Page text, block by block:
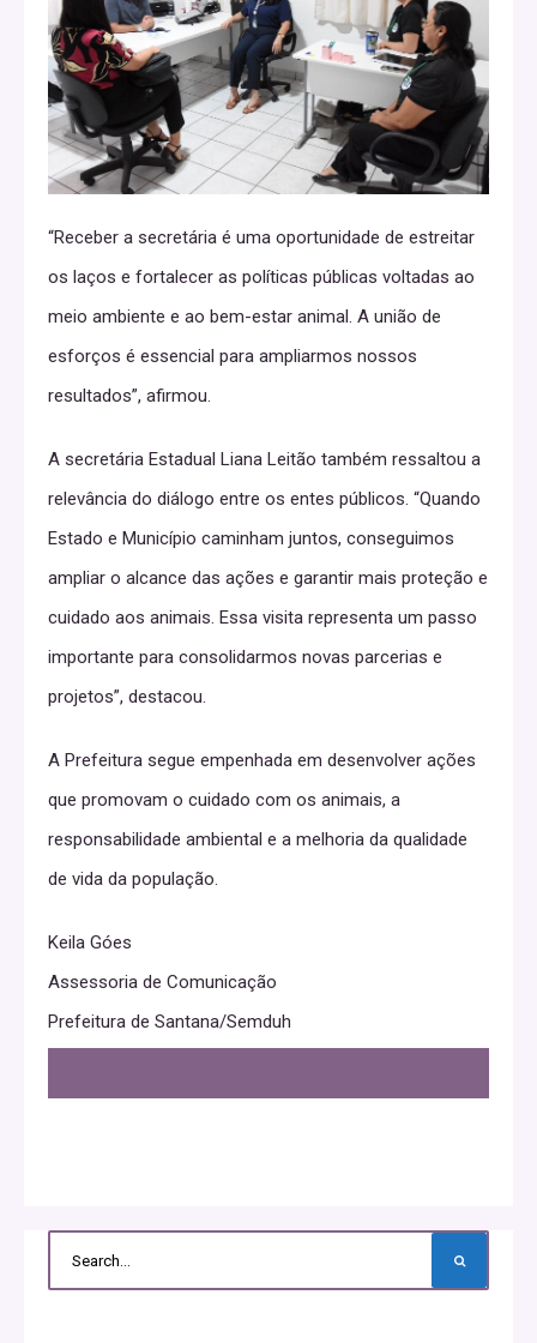
“Receber a secretária é uma oportunidade de estreitar
os laços e fortalecer as políticas públicas voltadas ao
meio ambiente e ao bem-estar animal. A união de
esforços é essencial para ampliarmos nossos
resultados”, afirmou.
A secretária Estadual Liana Leitão também ressaltou a
relevância do diálogo entre os entes públicos. “Quando
Estado e Município caminham juntos, conseguimos
ampliar o alcance das ações e garantir mais proteção e
cuidado aos animais. Essa visita representa um passo
importante para consolidarmos novas parcerias e
projetos”, destacou.
A Prefeitura segue empenhada em desenvolver ações
que promovam o cuidado com os animais, a
responsabilidade ambiental e a melhoria da qualidade
de vida da população.
Keila Góes
Assessoria de Comunicação
Prefeitura de Santana/Semduh